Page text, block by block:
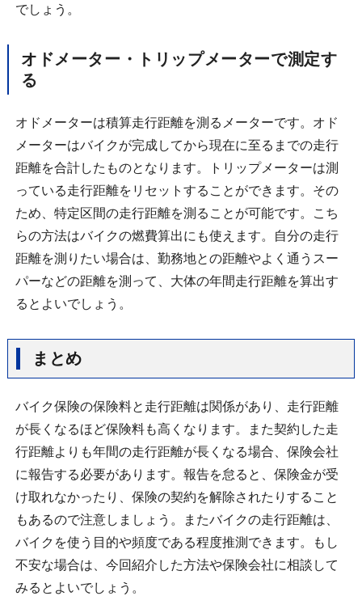
でしょう。
オドメーター・トリップメーターで測定す
る
オドメーターは積算走行距離を測るメーターです。オド
メーターはバイクが完成してから現在に至るまでの走行
距離を合計したものとなります。トリップメーターは測
っている走行距離をリセットすることができます。その
ため、特定区間の走行距離を測ることが可能です。こち
らの方法はバイクの燃費算出にも使えます。自分の走行
距離を測りたい場合は、勤務地との距離やよく通うスー
パーなどの距離を測って、大体の年間走行距離を算出す
るとよいでしょう。
まとめ
バイク保険の保険料と走行距離は関係があり、走行距離
が長くなるほど保険料も高くなります。また契約した走
行距離よりも年間の走行距離が長くなる場合、保険会社
に報告する必要があります。報告を怠ると、保険金が受
け取れなかったり、保険の契約を解除されたりすること
もあるので注意しましょう。またバイクの走行距離は、
バイクを使う目的や頻度である程度推測できます。もし
不安な場合は、今回紹介した方法や保険会社に相談して
みるとよいでしょう。